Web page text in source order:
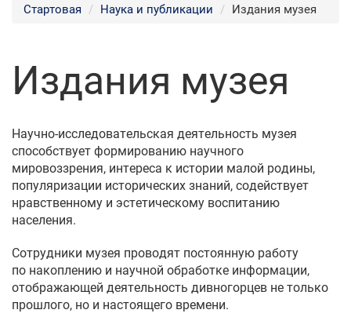
Стартовая Наука и публикации Издания музея
Издания музея
Научно-исследовательская деятельность музея
способствует формированию научного
мировоззрения, интереса к истории малой родины,
популяризации исторических знаний, содействует
нравственному и эстетическому воспитанию
населения.
Сотрудники музея проводят постоянную работу
по накоплению и научной обработке информации,
отображающей деятельность дивногорцев не только
прошлого, но и настоящего времени.